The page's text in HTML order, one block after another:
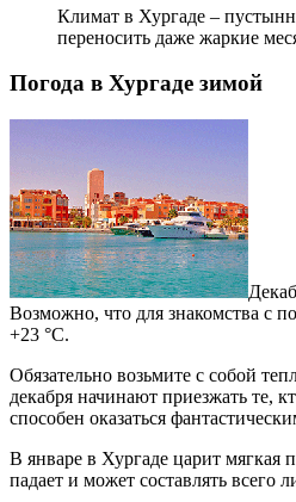
Климат в Хургаде –
переносить даже жаркие
Погода в Хургаде зимой
Возможно, что для знакомства с
+23 °С.
Обязательно возьмите с собой
декабря начинают приезжать те,
способен оказаться
В январе в Хургаде царит мягкая
падает и может составлять всего